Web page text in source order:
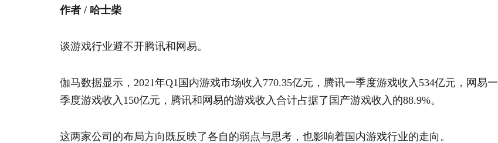
作者 / 哈士柴
谈游戏行业避不开腾讯和网易。
伽马数据显示，2021年Q1国内游戏市场收入770.35亿元，腾讯一季度游戏收入534亿元，网易一
季度游戏收入150亿元，腾讯和网易的游戏收入合计占据了国产游戏收入的88.9%。
这两家公司的布局方向既反映了各自的弱点与思考，也影响着国内游戏行业的走向。